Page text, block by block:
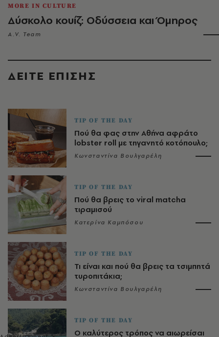
MORE IN CULTURE
Δύσκολο κουίζ: Οδύσσεια και Όμηρος
A.V. Team
ΔΕΙΤΕ ΕΠΙΣΗΣ
TIP OF THE DAY
Πού θα φας στην Αθήνα αφράτο
lobster roll με τηγανητό κοτόπουλο;
Κωνσταντίνα Βουλγαρέλη
TIP OF THE DAY
Πού θα βρεις το viral matcha
τιραμισού
Κατερίνα Καμπόσου
TIP OF THE DAY
Τι είναι και πού θα βρεις τα τσιμπητά
τυροπιτάκια;
Κωνσταντίνα Βουλγαρέλη
TIP OF THE DAY
Ο καλύτερος τρόπος να αιωρείσαι